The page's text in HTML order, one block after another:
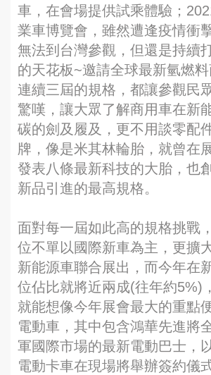
車，在會場提供試乘體驗；
業車博覽會，雖然遭逢疫情衝
無法到台灣參觀，但還是持續
的天花板~邀請全球最新氫燃料
連續三屆的規格，都讓參觀民
驚嘆，讓大眾了解商用車在新
碳的劍及履及，更不用談零配
牌，像是米其林輪胎，就曾在
發表八條最新科技的大胎，也
新品引進的最高規格。
面對每一屆如此高的規格挑戰
位不單以國際新車為主，更擴
新能源車聯合展出，而今年在
位佔比就將近兩成(往年約5%)
就能想像今年展會最大的重點
電動車，其中包含鴻華先進將
軍國際市場的最新電動巴士，
電動卡車在現場將舉辦簽約儀